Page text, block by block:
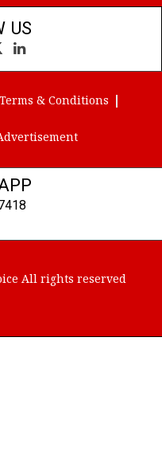
US
LinkedIn
Terms & Conditions
All rights reserved